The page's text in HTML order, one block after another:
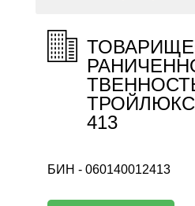
413
БИН - 060140012413